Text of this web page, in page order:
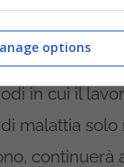
di malattia
in cui il
malattia
continuerà
options